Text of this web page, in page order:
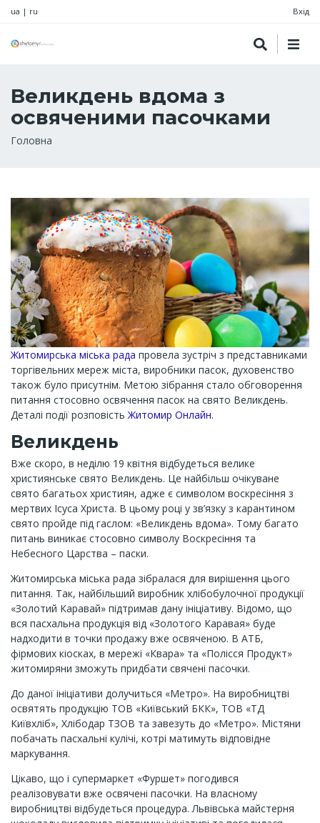
ua | ru Вхід
Великдень вдома з
освяченими пасочками
Рядок
Головна
Житомирська міська рада провела зустріч з представниками
торгівельних мереж міста, виробники пасок, духовенство
також було присутнім. Метою зібрання стало обговорення
питання стосовно освячення пасок на свято Великдень.
Деталі події розповістьЖитомир Онлайн.
Великдень
Вже скоро, в неділю 19 квітня відбудеться велике
християнське свято Великдень. Це найбільш очікуване
свято багатьох християн, адже є символом воскресіння з
мертвих Ісуса Христа. В цьому році у зв’язку з карантином
свято пройде під гаслом: «Великдень вдома». Тому багато
питань виникає стосовно символу Воскресіння та
Небесного Царства – паски.
Житомирська міська рада зібралася для вирішення цього
питання. Так, найбільший виробник хлібобулочної продукції
«Золотий Каравай» підтримав дану ініціативу. Відомо, що
вся пасхальна продукція від «Золотого Каравая» буде
надходити в точки продажу вже освяченою. В АТБ,
фірмових кіосках, в мережі «Квара» та «Полісся Продукт»
житомиряни зможуть придбати свячені пасочки.
До даної ініціативи долучиться «Метро». На виробництві
освятять продукцію ТОВ «Київський БКК», ТОВ «ТД
Київхліб», Хлібодар ТЗОВ та завезуть до «Метро». Містяни
побачать пасхальні кулічі, котрі матимуть відповідне
маркування.
Цікаво, що і супермаркет «Фуршет» погодився
реалізовувати вже освячені пасочки. На власному
виробництві відбудеться процедура. Львівська майстерня